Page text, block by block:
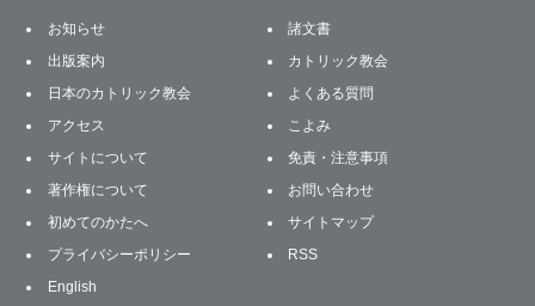
お知らせ
諸文書
出版案内
カトリック教会
日本のカトリック教会
よくある質問
アクセス
こよみ
サイトについて
免責・注意事項
著作権について
お問い合わせ
初めてのかたへ
サイトマップ
プライバシーポリシー
RSS
English